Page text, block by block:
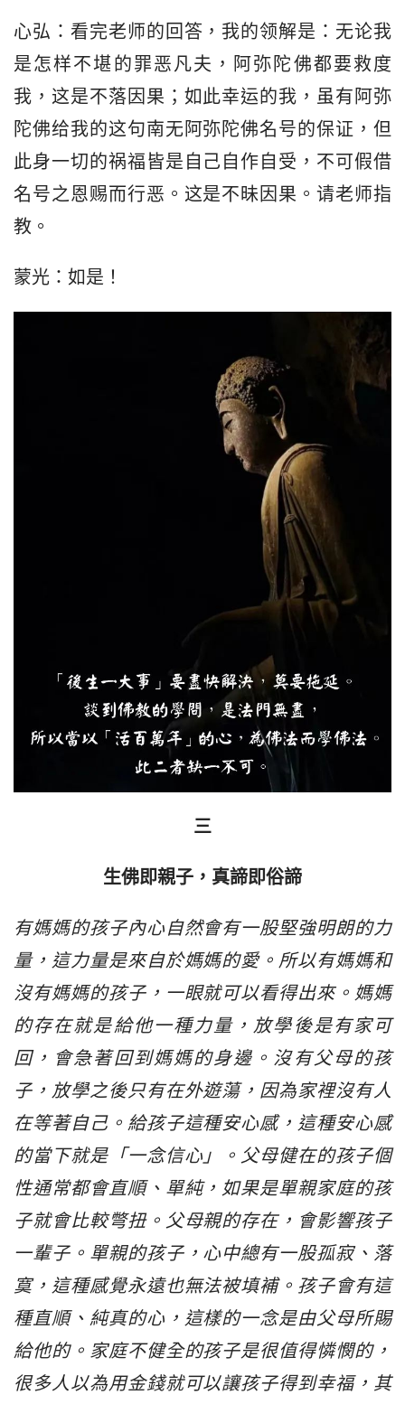
心弘：看完老师的回答，我的领解是：无论我
是怎样不堪的罪恶凡夫，阿弥陀佛都要救度
我，这是不落因果；如此幸运的我，虽有阿弥
陀佛给我的这句南无阿弥陀佛名号的保证，但
此身一切的祸福皆是自己自作自受，不可假借
名号之恩赐而行恶。这是不昧因果。请老师指
教。
蒙光：如是！
三
生佛即親子，真諦即俗諦
有媽媽的孩子內心自然會有一股堅強明朗的力
量，這力量是來自於媽媽的愛。所以有媽媽和
沒有媽媽的孩子，一眼就可以看得出來。媽媽
的存在就是給他一種力量，放學後是有家可
回，會急著回到媽媽的身邊。沒有父母的孩
子，放學之後只有在外遊蕩，因為家裡沒有人
在等著自己。給孩子這種安心感，這種安心感
的當下就是「一念信心」。父母健在的孩子個
性通常都會直順、單純，如果是單親家庭的孩
子就會比較彆扭。父母親的存在，會影響孩子
一輩子。單親的孩子，心中總有一股孤寂、落
寞，這種感覺永遠也無法被填補。孩子會有這
種直順、純真的心，這樣的一念是由父母所賜
給他的。家庭不健全的孩子是很值得憐憫的，
很多人以為用金錢就可以讓孩子得到幸福，其